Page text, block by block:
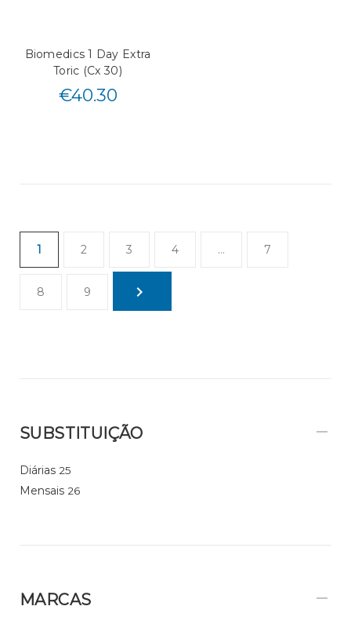
Biomedics 1 Day Extra
Toric (Cx 30)
€40.30
1 2 3 4 … 7
8 9
SUBSTITUIÇÃO
Diárias 25
Mensais 26
MARCAS